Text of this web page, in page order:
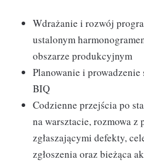
Wdrażanie i rozwój
ustalonym
obszarze produkcyjnym
Planowanie i
BIQ
Codzienne przejścia po
na warsztacie, rozmowa z
zgłaszającymi defekty,
zgłoszenia oraz bieżąca